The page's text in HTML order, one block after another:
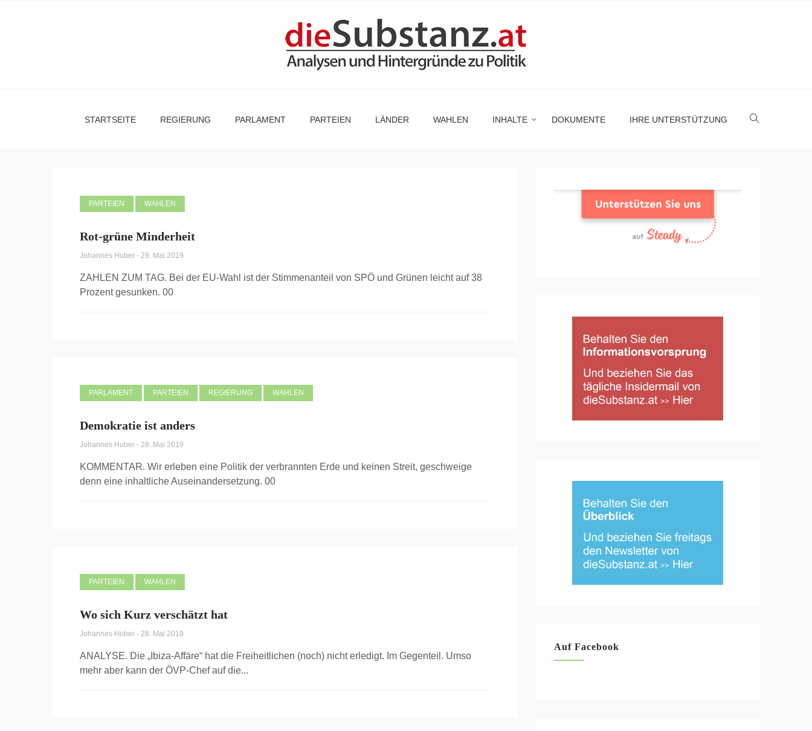
STARTSEITE REGIERUNG PARLAMENT PARTEIEN LÄNDER WAHLEN INHALTE DOKUMENTE IHRE UNTERSTÜTZUNG
PARTEIEN WAHLEN
Rot-grüne Minderheit
Johannes Huber - 29. Mai 2019
ZAHLEN ZUM TAG. Bei der EU-Wahl ist der Stimmenanteil von SPÖ und Grünen leicht auf 38
Prozent gesunken. 00
PARLAMENT PARTEIEN REGIERUNG WAHLEN
Demokratie ist anders
Johannes Huber - 28. Mai 2019
KOMMENTAR. Wir erleben eine Politik der verbrannten Erde und keinen Streit, geschweige
denn eine inhaltliche Auseinandersetzung. 00
PARTEIEN WAHLEN
Wo sich Kurz verschätzt hat
Johannes Huber - 28. Mai 2019
ANALYSE. Die „Ibiza-Affäre“ hat die Freiheitlichen (noch) nicht erledigt. Im Gegenteil. Umso
mehr aber kann der ÖVP-Chef auf die...
Auf Facebook